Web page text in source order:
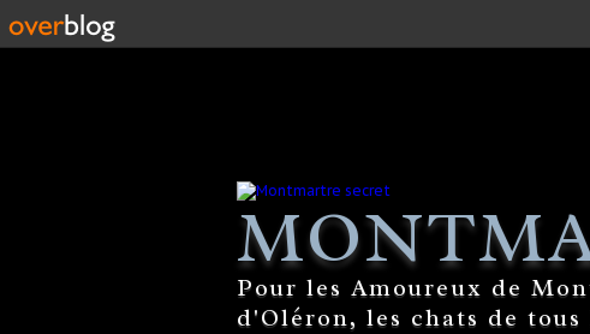
Pour les Amoureux de
d'Oléron, les chats de